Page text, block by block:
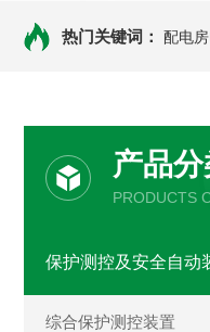
热门关键词： 配电
产品
PRODUCTS
保护测控及安全自动
综合保护测控装置